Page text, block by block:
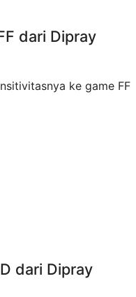
dari Dipray
ke game FF
dari Dipray